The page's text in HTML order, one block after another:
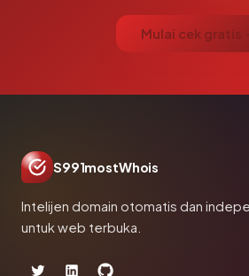
Mulai cek gratis
S991mostWhois
Intelijen domain otomatis dan
untuk web terbuka.